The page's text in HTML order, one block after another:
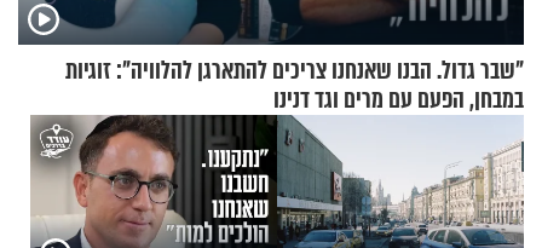
"שבר גדול. הבנו שאנחנו צריכים להתארגן להלוויה": זוגיות
במבחן, הפעם עם מרים וגד דנינו